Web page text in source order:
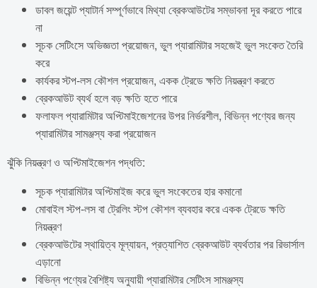
ডাবল জয়েন্ট প্যাটার্ন সম্পূর্ণভাবে মিথ্যা ব্রেকআউটের সম্ভাবনা দূর করতে পারে
না
সূচক সেটিংসে অভিজ্ঞতা প্রয়োজন, ভুল প্যারামিটার সহজেই ভুল সংকেত তৈরি
করে
কার্যকর স্টপ-লস কৌশল প্রয়োজন, একক ট্রেডে ক্ষতি নিয়ন্ত্রণ করতে
ব্রেকআউট ব্যর্থ হলে বড় ক্ষতি হতে পারে
ফলাফল প্যারামিটার অপ্টিমাইজেশনের উপর নির্ভরশীল, বিভিন্ন পণ্যের জন্য
প্যারামিটার সামঞ্জস্য করা প্রয়োজন
ঝুঁকি নিয়ন্ত্রণ ও অপ্টিমাইজেশন পদ্ধতি:
সূচক প্যারামিটার অপ্টিমাইজ করে ভুল সংকেতের হার কমানো
মোবাইল স্টপ-লস বা ট্রেলিং স্টপ কৌশল ব্যবহার করে একক ট্রেডে ক্ষতি
নিয়ন্ত্রণ
ব্রেকআউটের স্থায়িত্ব মূল্যায়ন, প্রত্যাশিত ব্রেকআউট ব্যর্থতার পর রিভার্সাল
এড়ানো
বিভিন্ন পণ্যের বৈশিষ্ট্য অনুযায়ী প্যারামিটার সেটিংস সামঞ্জস্য